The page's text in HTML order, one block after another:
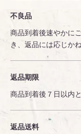
不良品
商品到着後速やかに
き、返品には応じか
返品期限
商品到着後７日以内
返品送料